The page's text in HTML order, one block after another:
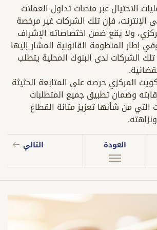
الاحتيال عبر منصات تداول العملات
الإنترنت، فإن تلك الشركات غير مرخصة
ولا يقع ضمن اختصاصاته الإشراف
إطار المنظومة القانونية المشار إليها
الشركات لدى البنوك المحلية يتطلب
المركزي حرصه على المتابعة الحثيثة
وضمان تطبيق جميع المتطلبات
التي من شأنها تعزيز متانة القطاع
العودة التالي